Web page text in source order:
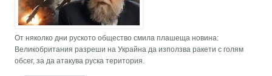
От няколко дни руското общество смила плашеща новина:
Великобритания разреши на Украйна да използва ракети с голям
обсег, за да атакува руска територия.